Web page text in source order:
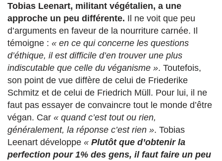
Tobias Leenart, militant végétalien, a une
approche un peu différente. Il ne voit que peu
d’arguments en faveur de la nourriture carnée. Il
témoigne : « en ce qui concerne les questions
d’éthique, il est difficile d’en trouver une plus
indiscutable que celle du véganisme ». Toutefois,
son point de vue diffère de celui de Friederike
Schmitz et de celui de Friedrich Müll. Pour lui, il ne
faut pas essayer de convaincre tout le monde d’être
végan. Car « quand c’est tout ou rien,
généralement, la réponse c’est rien ». Tobias
Leenart développe « Plutôt que d’obtenir la
perfection pour 1% des gens, il faut faire un peu